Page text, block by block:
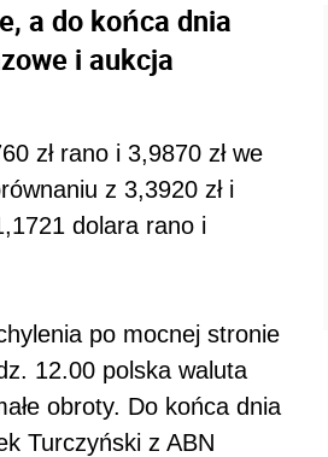
a do końca dnia
i aukcja
zł rano i 3,9870 zł we
z 3,3920 zł i
dolara rano i
po mocnej stronie
12.00 polska waluta
obroty. Do końca dnia
Turczyński z ABN